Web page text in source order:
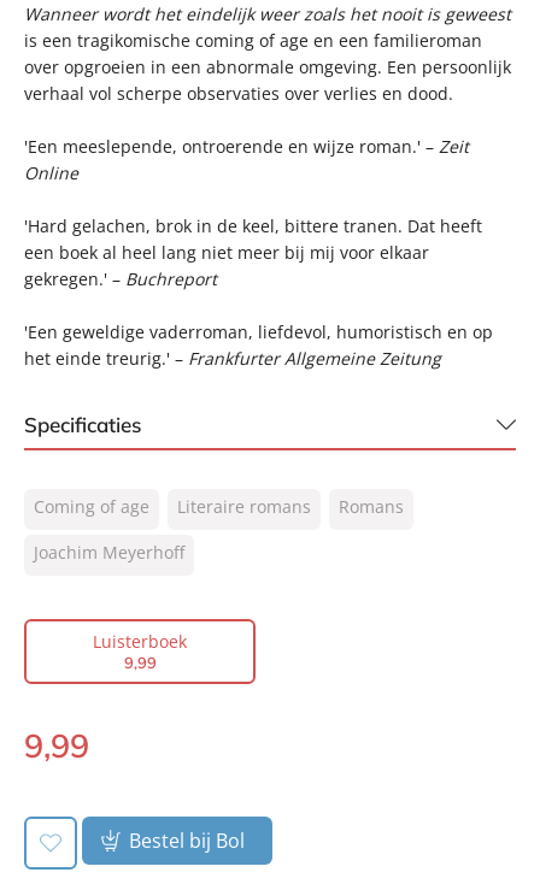
Wanneer wordt het eindelijk weer zoals het nooit is geweest
is een tragikomische coming of age en een familieroman
over opgroeien in een abnormale omgeving. Een persoonlijk
verhaal vol scherpe observaties over verlies en dood.
'Een meeslepende, ontroerende en wijze roman.' – Zeit
Online
'Hard gelachen, brok in de keel, bittere tranen. Dat heeft
een boek al heel lang niet meer bij mij voor elkaar
gekregen.' – Buchreport
'Een geweldige vaderroman, liefdevol, humoristisch en op
het einde treurig.' – Frankfurter Allgemeine Zeitung
Specificaties
NUR:
302
Type:
Vertaler:
Josephine Rijnaarts
Prijs:
9,99
Uitgever:
Coming of age Literaire romans
Romans
Joachim Meyerhoff
Luisterboek
9,99
Luisterboek:
9,99
Bestel bij Bol